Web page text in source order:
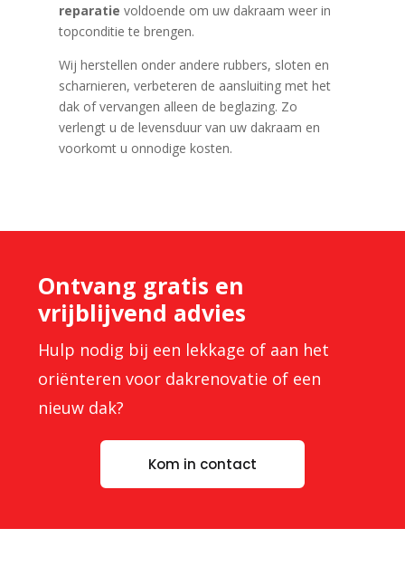
reparatie voldoende om uw dakraam weer in
topconditie te brengen.
Wij herstellen onder andere rubbers, sloten en
scharnieren, verbeteren de aansluiting met het
dak of vervangen alleen de beglazing. Zo
verlengt u de levensduur van uw dakraam en
voorkomt u onnodige kosten.
Ontvang gratis en
vrijblijvend advies
Hulp nodig bij een lekkage of aan het
oriënteren voor dakrenovatie of een
nieuw dak?
Kom in contact